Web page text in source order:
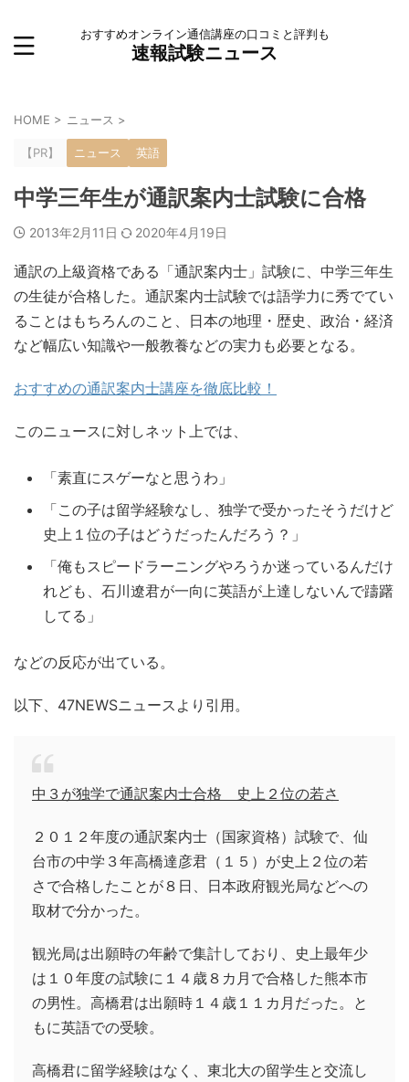
おすすめオンライン通信講座の口コミと評判も
速報試験ニュース
HOME > ニュース >
【PR】 ニュース 英語
中学三年生が通訳案内士試験に合格
2013年2月11日 2020年4月19日
通訳の上級資格である「通訳案内士」試験に、中学三年生
の生徒が合格した。通訳案内士試験では語学力に秀でてい
ることはもちろんのこと、日本の地理・歴史、政治・経済
など幅広い知識や一般教養などの実力も必要となる。
おすすめの通訳案内士講座を徹底比較！
このニュースに対しネット上では、
「素直にスゲーなと思うわ」
「この子は留学経験なし、独学で受かったそうだけど
史上１位の子はどうだったんだろう？」
「俺もスピードラーニングやろうか迷っているんだけ
れども、石川遼君が一向に英語が上達しないんで躊躇
してる」
などの反応が出ている。
以下、47NEWSニュースより引用。
中３が独学で通訳案内士合格 史上２位の若さ
２０１２年度の通訳案内士（国家資格）試験で、仙
台市の中学３年高橋達彦君（１５）が史上２位の若
さで合格したことが８日、日本政府観光局などへの
取材で分かった。
観光局は出願時の年齢で集計しており、史上最年少
は１０年度の試験に１４歳８カ月で合格した熊本市
の男性。高橋君は出願時１４歳１１カ月だった。と
もに英語での受験。
高橋君に留学経験はなく、東北大の留学生と交流し